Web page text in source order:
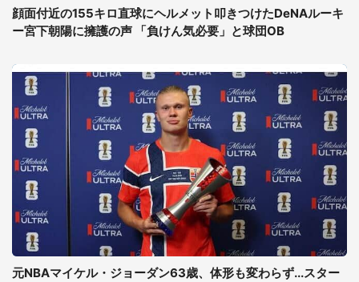
顔面付近の155キロ直球にヘルメット叩きつけたDeNAルーキ
ー宮下朝陽に擁護の声 「負けん気必要」と球団OB
元NBAマイケル・ジョーダン63歳、体形も変わらず...スター